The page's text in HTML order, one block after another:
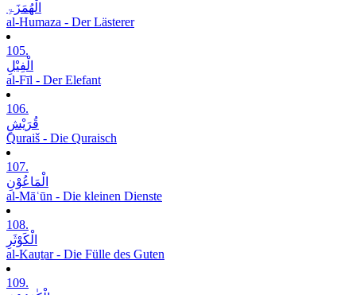
الْھُمَزَۃِ
al-Humaza - Der Lästerer
105.
الْفِیْلِ
al-Fīl - Der Elefant
106.
قُرَیْشٍ
Quraiš - Die Quraisch
107.
الْمَاعُوْنِ
al-Māʿūn - Die kleinen Dienste
108.
الْکَوْثَرِ
al-Kauṯar - Die Fülle des Guten
109.